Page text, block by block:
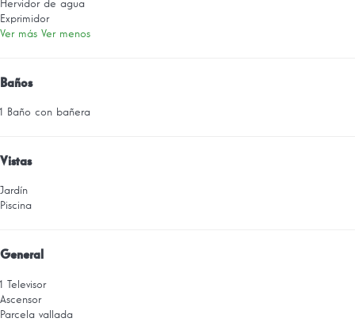
Hervidor de agua
Exprimidor
Ver más Ver menos
Baños
1 Baño con bañera
Vistas
Jardín
Piscina
General
1 Televisor
Ascensor
Parcela vallada